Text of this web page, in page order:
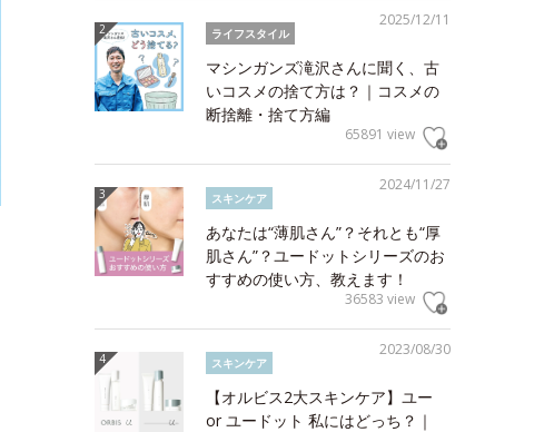
2025/12/11
ライフスタイル
マシンガンズ滝沢さんに聞く、古
いコスメの捨て方は？｜コスメの
断捨離・捨て方編
65891 view
2024/11/27
スキンケア
あなたは“薄肌さん”？それとも“厚
肌さん”？ユードットシリーズのお
すすめの使い方、教えます！
36583 view
2023/08/30
スキンケア
【オルビス2大スキンケア】ユー
or ユードット 私にはどっち？｜